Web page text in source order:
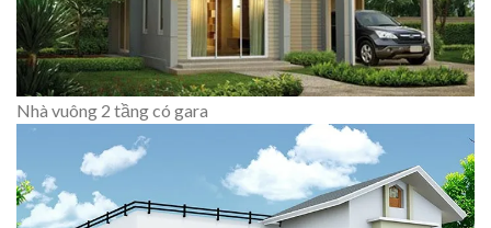
Nhà vuông 2 tầng có gara